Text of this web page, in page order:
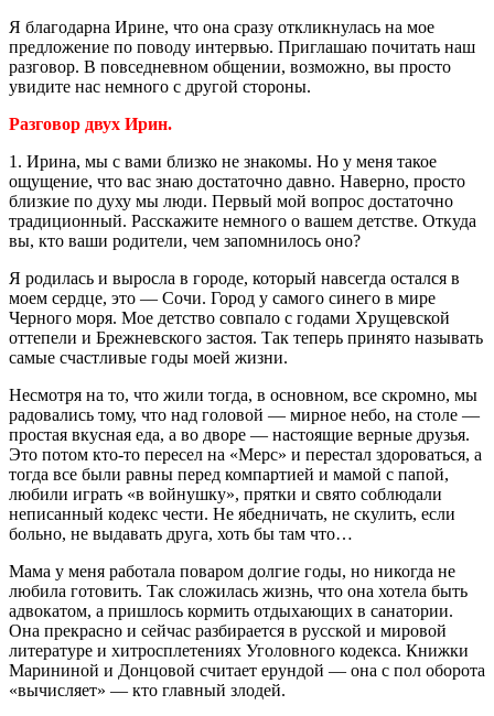
Я благодарна Ирине, что она сразу откликнулась на мое
предложение по поводу интервью. Приглашаю почитать наш
разговор. В повседневном общении, возможно, вы просто
увидите нас немного с другой стороны.
Разговор двух Ирин.
1. Ирина, мы с вами близко не знакомы. Но у меня такое
ощущение, что вас знаю достаточно давно. Наверно, просто
близкие по духу мы люди. Первый мой вопрос достаточно
традиционный. Расскажите немного о вашем детстве. Откуда
вы, кто ваши родители, чем запомнилось оно?
Я родилась и выросла в городе, который навсегда остался в
моем сердце, это — Сочи. Город у самого синего в мире
Черного моря. Мое детство совпало с годами Хрущевской
оттепели и Брежневского застоя. Так теперь принято называть
самые счастливые годы моей жизни.
Несмотря на то, что жили тогда, в основном, все скромно, мы
радовались тому, что над головой — мирное небо, на столе —
простая вкусная еда, а во дворе — настоящие верные друзья.
Это потом кто-то пересел на «Мерс» и перестал здороваться, а
тогда все были равны перед компартией и мамой с папой,
любили играть «в войнушку», прятки и свято соблюдали
неписанный кодекс чести. Не ябедничать, не скулить, если
больно, не выдавать друга, хоть бы там что…
Мама у меня работала поваром долгие годы, но никогда не
любила готовить. Так сложилась жизнь, что она хотела быть
адвокатом, а пришлось кормить отдыхающих в санатории.
Она прекрасно и сейчас разбирается в русской и мировой
литературе и хитросплетениях Уголовного кодекса. Книжки
Марининой и Донцовой считает ерундой — она с пол оборота
«вычисляет» — кто главный злодей.